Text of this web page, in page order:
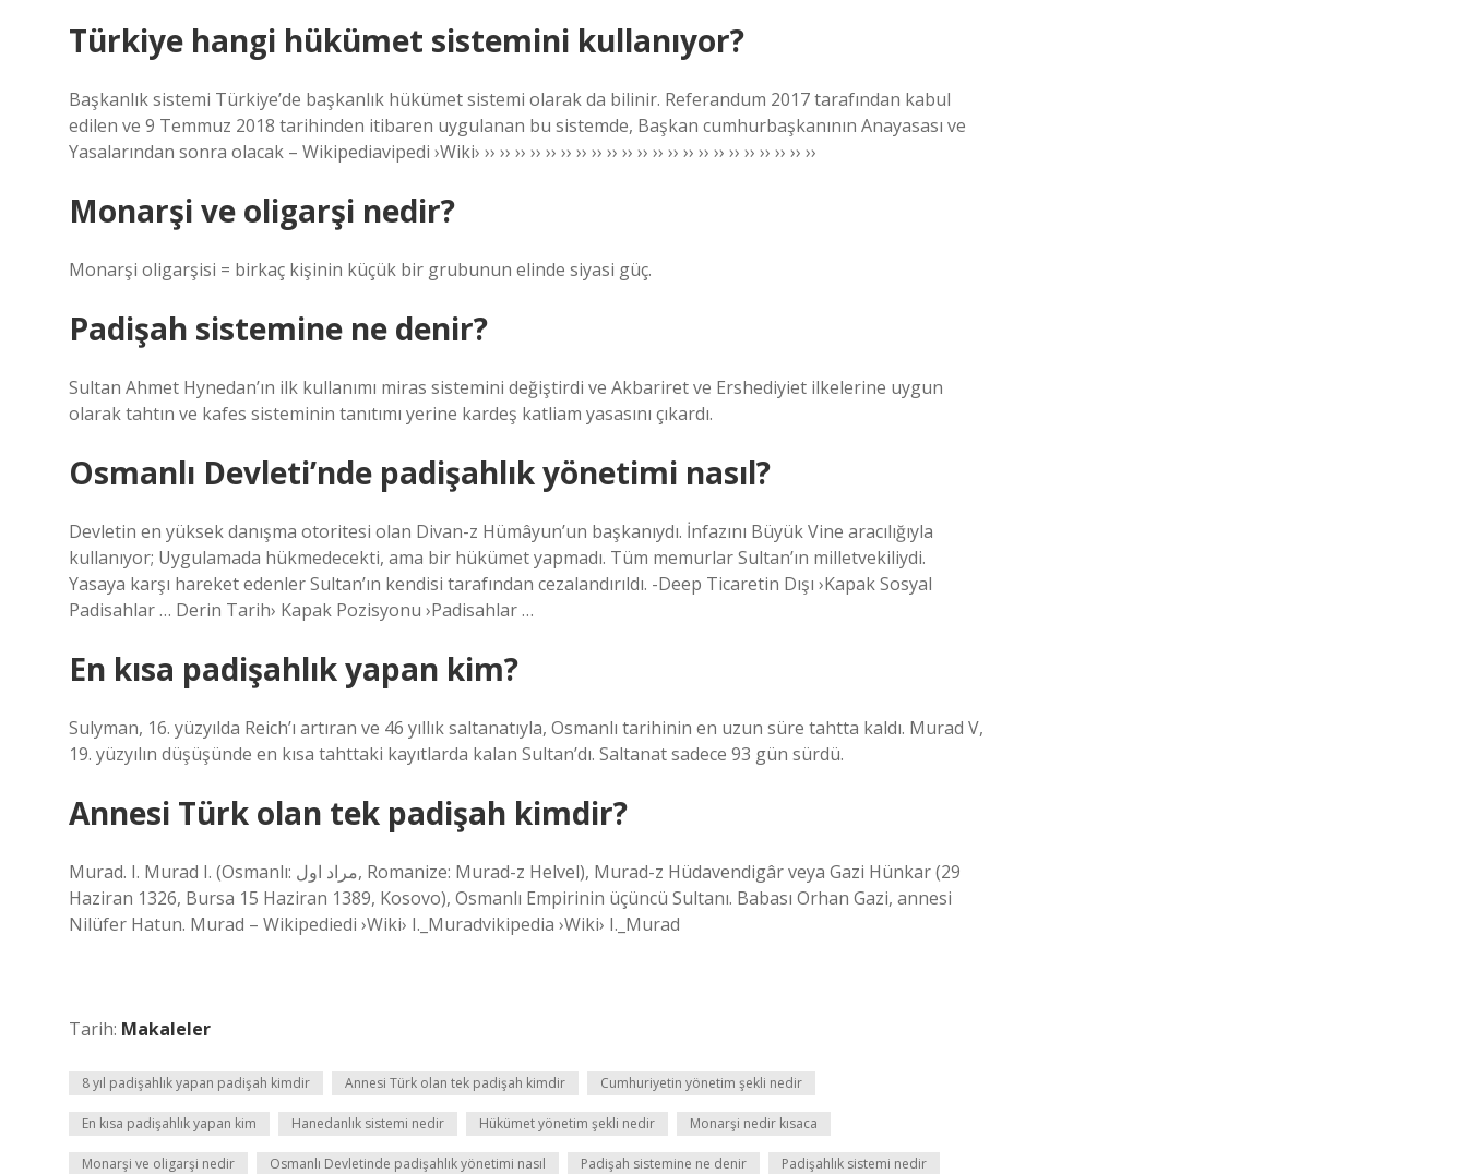
Türkiye hangi hükümet sistemini kullanıyor?
Başkanlık sistemi Türkiye’de başkanlık hükümet sistemi olarak da bilinir. Referandum 2017 tarafından kabul
edilen ve 9 Temmuz 2018 tarihinden itibaren uygulanan bu sistemde, Başkan cumhurbaşkanının Anayasası ve
Yasalarından sonra olacak – Wikipediavipedi ›Wiki› ›› ›› ›› ›› ›› ›› ›› ›› ›› ›› ›› ›› ›› ›› ›› ›› ›› ›› ›› ›› ›› ››
Monarşi ve oligarşi nedir?
Monarşi oligarşisi = birkaç kişinin küçük bir grubunun elinde siyasi güç.
Padişah sistemine ne denir?
Sultan Ahmet Hynedan’ın ilk kullanımı miras sistemini değiştirdi ve Akbariret ve Ershediyiet ilkelerine uygun
olarak tahtın ve kafes sisteminin tanıtımı yerine kardeş katliam yasasını çıkardı.
Osmanlı Devleti’nde padişahlık yönetimi nasıl?
Devletin en yüksek danışma otoritesi olan Divan-z Hümâyun’un başkanıydı. İnfazını Büyük Vine aracılığıyla
kullanıyor; Uygulamada hükmedecekti, ama bir hükümet yapmadı. Tüm memurlar Sultan’ın milletvekiliydi.
Yasaya karşı hareket edenler Sultan’ın kendisi tarafından cezalandırıldı. -Deep Ticaretin Dışı ›Kapak Sosyal
Padisahlar … Derin Tarih› Kapak Pozisyonu ›Padisahlar …
En kısa padişahlık yapan kim?
Sulyman, 16. yüzyılda Reich’ı artıran ve 46 yıllık saltanatıyla, Osmanlı tarihinin en uzun süre tahtta kaldı. Murad V,
19. yüzyılın düşüşünde en kısa tahttaki kayıtlarda kalan Sultan’dı. Saltanat sadece 93 gün sürdü.
Annesi Türk olan tek padişah kimdir?
Murad. I. Murad I. (Osmanlı: مراد اول, Romanize: Murad-z Helvel), Murad-z Hüdavendigâr veya Gazi Hünkar (29
Haziran 1326, Bursa 15 Haziran 1389, Kosovo), Osmanlı Empirinin üçüncü Sultanı. Babası Orhan Gazi, annesi
Nilüfer Hatun. Murad – Wikipediedi ›Wiki› I._Muradvikipedia ›Wiki› I._Murad
Tarih: Makaleler
8 yıl padişahlık yapan padişah kimdir Annesi Türk olan tek padişah kimdir Cumhuriyetin yönetim şekli nedir
En kısa padişahlık yapan kim Hanedanlık sistemi nedir Hükümet yönetim şekli nedir Monarşi nedir kısaca
Monarşi ve oligarşi nedir Osmanlı Devletinde padişahlık yönetimi nasıl Padişah sistemine ne denir Padişahlık sistemi nedir